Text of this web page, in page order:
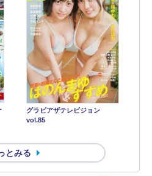
グラビアザテレビジョン
vol.85
とみる